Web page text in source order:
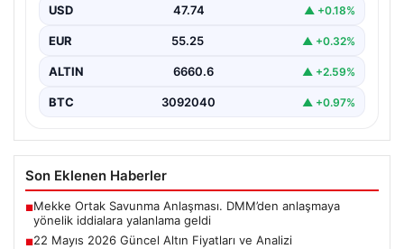
hareketlilik yatırımcıların ve ilgili piyasa uzmanlarının
en…
USD 47.74 ▲ +0.18%
EUR 55.25 ▲ +0.32%
ALTIN 6660.6 ▲ +2.59%
BTC 3092040 ▲ +0.97%
Son Eklenen Haberler
■Mekke Ortak Savunma Anlaşması. DMM’den anlaşmaya
yönelik iddialara yalanlama geldi
■22 Mayıs 2026 Güncel Altın Fiyatları ve Analizi